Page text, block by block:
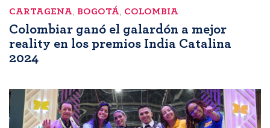
CARTAGENA BOGOTÁ COLOMBIA
Colombiar ganó el galardón a mejor
reality en los premios India Catalina
2024